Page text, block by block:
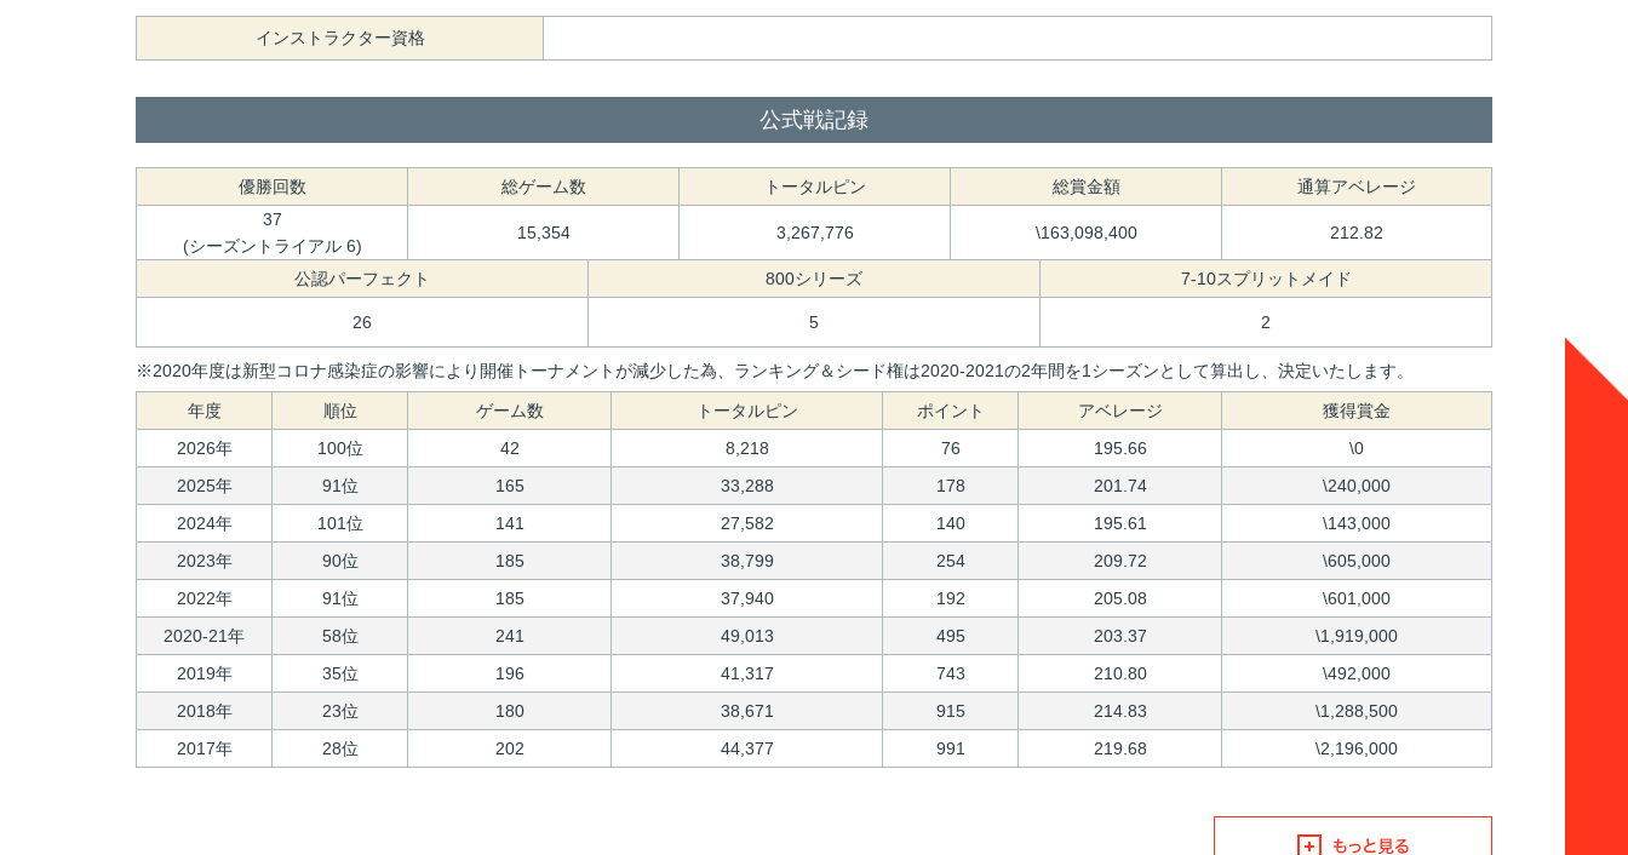
インストラクター資格
公式戦記録
優勝回数 総ゲーム数 トータルピン 総賞金額
通算アベレージ
37
(シーズントライアル 6)
15,354 3,267,776 \163,098,400 212.82
公認パーフェクト 800シリーズ 7-10スプリットメイド
26 5 2
※2020年度は新型コロナ感染症の影響により開催トーナメントが減少した為、ランキング＆シード権は2020-2021の2年間を1シーズンとして算出し、決定いたします。
年度 順位 ゲーム数 トータルピン ポイント アベレージ
獲得賞金
2026年
100位 42 8,218 76 195.66
\0
2025年
91位 165 33,288 178 201.74
\240,000
2024年
101位 141 27,582 140 195.61
\143,000
2023年
90位 185 38,799 254 209.72
\605,000
2022年
91位 185 37,940 192 205.08
\601,000
2020-21年
58位 241 49,013 495 203.37
\1,919,000
2019年
35位 196 41,317 743 210.80
\492,000
2018年
23位 180 38,671 915 214.83
\1,288,500
2017年
28位 202 44,377 991 219.68 \2,196,000